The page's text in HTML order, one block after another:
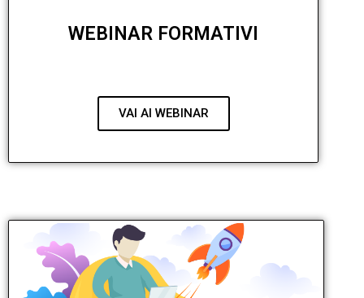
WEBINAR FORMATIVI
VAI AI WEBINAR